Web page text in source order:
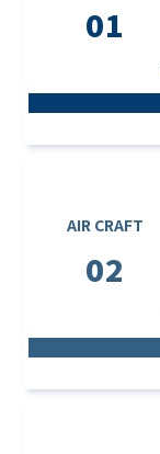
01
AIR CRAFT
02